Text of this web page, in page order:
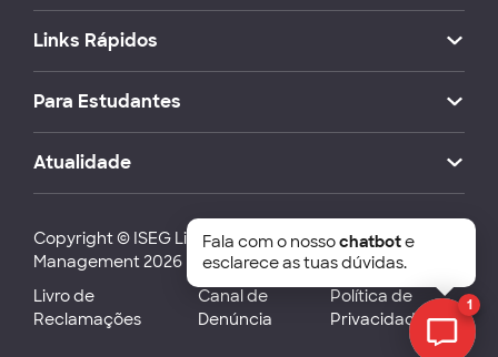
Links Rápidos
Para Estudantes
Atualidade
Copyright © ISEG Lisbon School of Economics and
Management 2026
Livro de
Reclamações
Canal de
Denúncia
Política de
Privacidade
1
Fala com o nossochatbote
esclarece as tuas dúvidas.